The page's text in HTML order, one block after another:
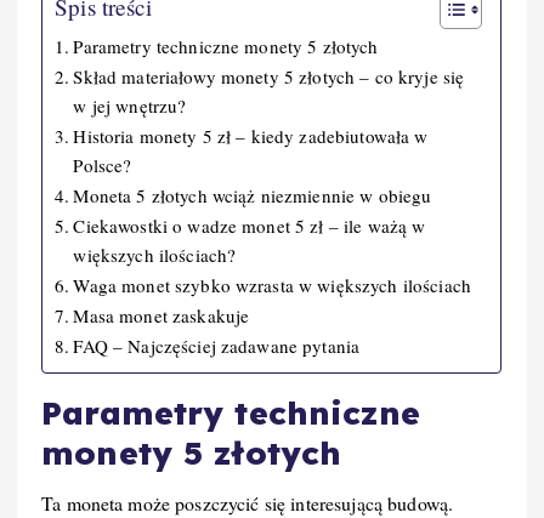
Spis treści
Parametry techniczne monety 5 złotych
Skład materiałowy monety 5 złotych – co kryje się
w jej wnętrzu?
Historia monety 5 zł – kiedy zadebiutowała w
Polsce?
Moneta 5 złotych wciąż niezmiennie w obiegu
Ciekawostki o wadze monet 5 zł – ile ważą w
większych ilościach?
Waga monet szybko wzrasta w większych ilościach
Masa monet zaskakuje
FAQ – Najczęściej zadawane pytania
Parametry techniczne
monety 5 złotych
Ta moneta może poszczycić się interesującą budową.